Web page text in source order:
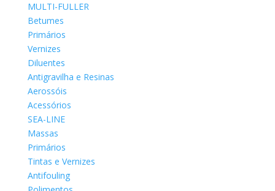
MULTI-FULLER
Betumes
Primários
Vernizes
Diluentes
Antigravilha e Resinas
Aerossóis
Acessórios
SEA-LINE
Massas
Primários
Tintas e Vernizes
Antifouling